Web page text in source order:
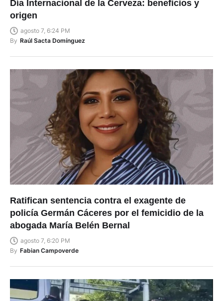
Día Internacional de la Cerveza: beneficios y
origen
agosto 7, 6:24 PM
By Raúl Sacta Domínguez
Ratifican sentencia contra el exagente de
policía Germán Cáceres por el femicidio de la
abogada María Belén Bernal
agosto 7, 6:20 PM
By Fabian Campoverde